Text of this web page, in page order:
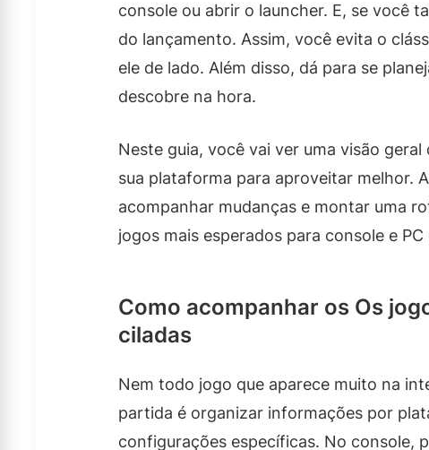
console ou abrir o launcher. E, se você
do lançamento. Assim, você evita o
ele de lado. Além disso, dá para se
descobre na hora.
Neste guia, você vai ver uma visão
sua plataforma para aproveitar melhor.
acompanhar mudanças e montar uma
jogos mais esperados para console e
Como acompanhar os Os
ciladas
Nem todo jogo que aparece muito na
partida é organizar informações por
configurações específicas. No console,